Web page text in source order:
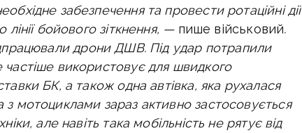
забезпечення та провести ротаційні дії
бойового зіткнення, — пише військовий.
дрони ДШВ. Під удар потрапили
використовує для швидкого
БК, а також одна автівка, яка рухалася
мотоциклами зараз активно застосовується
але навіть така мобільність не рятує від